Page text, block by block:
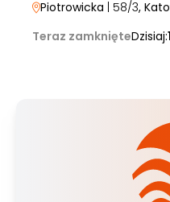
Piotrowicka | 58/3,
Teraz zamknięteDzisiaj: